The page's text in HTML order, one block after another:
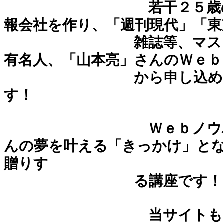
若干２５歳の若さで
報会社を作り、「週刊現代」「
雑誌等、マスコミ１
有名人、「山本亮」さんのＷｅ
から申し込め
す！
Ｗｅｂノウハウ講座
んの夢を叶える「きっかけ」と
贈りす
る講座です！
当サイトもこのＷ